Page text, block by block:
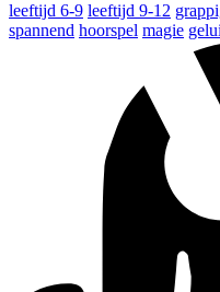
leeftijd 6-9 leeftijd 9-12
spannend hoorspel magie